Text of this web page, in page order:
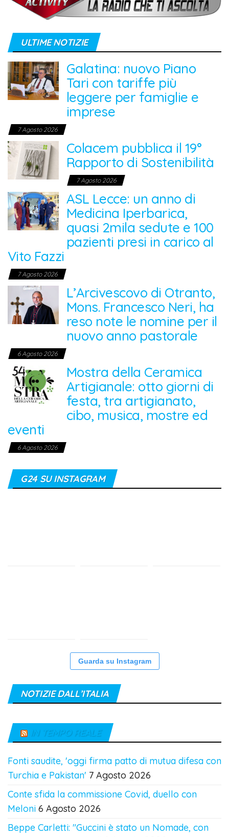
ULTIME NOTIZIE
Galatina: nuovo Piano
Tari con tariffe più
leggere per famiglie e
imprese
7 Agosto 2026
Colacem pubblica il 19°
Rapporto di Sostenibilità
7 Agosto 2026
ASL Lecce: un anno di
Medicina Iperbarica,
quasi 2mila sedute e 100
pazienti presi in carico al
Vito Fazzi
7 Agosto 2026
L’Arcivescovo di Otranto,
Mons. Francesco Neri, ha
reso note le nomine per il
nuovo anno pastorale
6 Agosto 2026
Mostra della Ceramica
Artigianale: otto giorni di
festa, tra artigianato,
cibo, musica, mostre ed
eventi
6 Agosto 2026
G24 SU INSTAGRAM
Guarda su Instagram
NOTIZIE DALL’ITALIA
IN TEMPO REALE
Fonti saudite, 'oggi firma patto di mutua difesa con
Turchia e Pakistan' 7 Agosto 2026
Conte sfida la commissione Covid, duello con
Meloni 6 Agosto 2026
Beppe Carletti: "Guccini è stato un Nomade, con